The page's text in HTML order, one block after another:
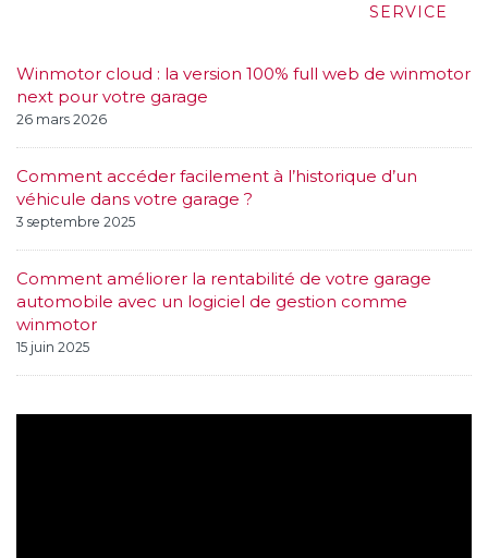
SERVICE
Winmotor cloud : la version 100% full web de winmotor
next pour votre garage
26 mars 2026
Comment accéder facilement à l’historique d’un
véhicule dans votre garage ?
3 septembre 2025
Comment améliorer la rentabilité de votre garage
automobile avec un logiciel de gestion comme
winmotor
15 juin 2025